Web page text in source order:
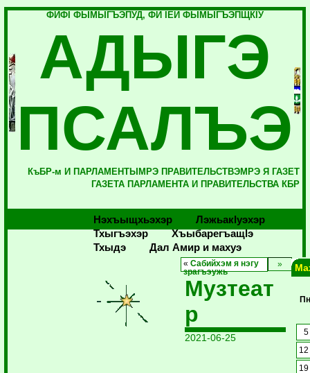
ФИФI ФЫМЫГЪЭПУД, ФИ IЕЙ ФЫМЫГЪЭПЩКIУ
АДЫГЭ
ПСАЛЪЭ
КъБР-м И ПАРЛАМЕНТЫМРЭ ПРАВИТЕЛЬСТВЭМРЭ Я ГАЗЕТ
ГАЗЕТА ПАРЛАМЕНТА И ПРАВИТЕЛЬСТВА КБР
Нэхъыщхьэхэр
Лэжьакlуэхэр
Тхыгъэхэр
Хъыбарегъащlэ
Тхыдэ
Дал Амир и махуэ
«Сабийхэм я нэгу
зрагъэужь
Музтеат
р
2021-06-25 5
12
19